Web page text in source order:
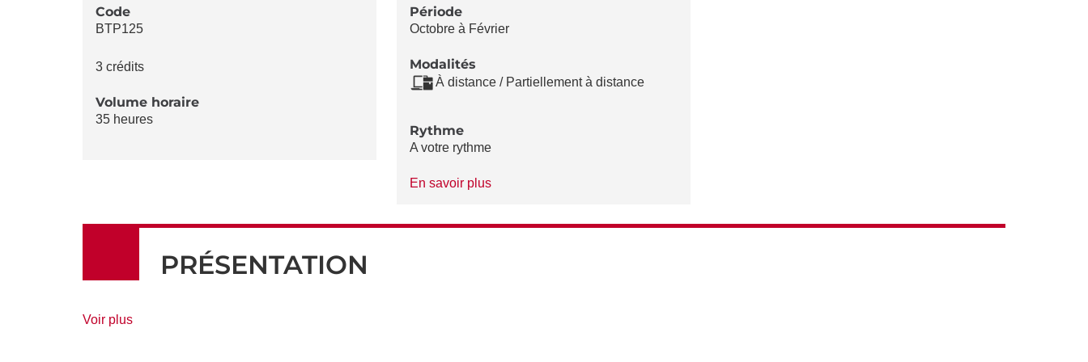
LA
Code
BTP125
3 crédits
Volume horaire
35 heures
Période
Octobre à Février
Modalités
À distance / Partiellement à distance
Rythme
A votre rythme
En savoir plusà
Rythme
PRÉSENTATION
Voir plusde